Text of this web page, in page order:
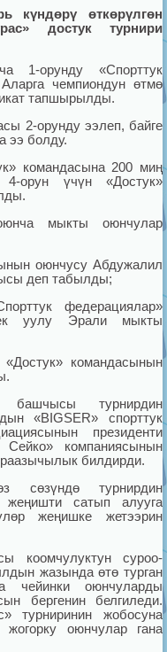
күндөрү өткөрүлгөн
достук турнири
1-орунду «Спорттук
чемпиондун өтмө
тапшырылды.
2-орунду ээлеп, байге
ээ болду.
командасына 200 миң
орун үчүн «Достук»
мыкты оюнчулар
оюнчусу Абдужалил
деп табылды;
федерациялар»
уулу Эрали мыкты
командасынын
турнирдин
«BIGSER» спорттук
президенти
компаниясынын
билдирди.
сөзүндө турнирдин
жеңишти сатып алууга
жеңишке жетээрин
коомчулуктун суроо-
жазында өтө турган
оюнчуларды
бергенин белгиледи.
турниринин жобосуна
оюнчулар гана